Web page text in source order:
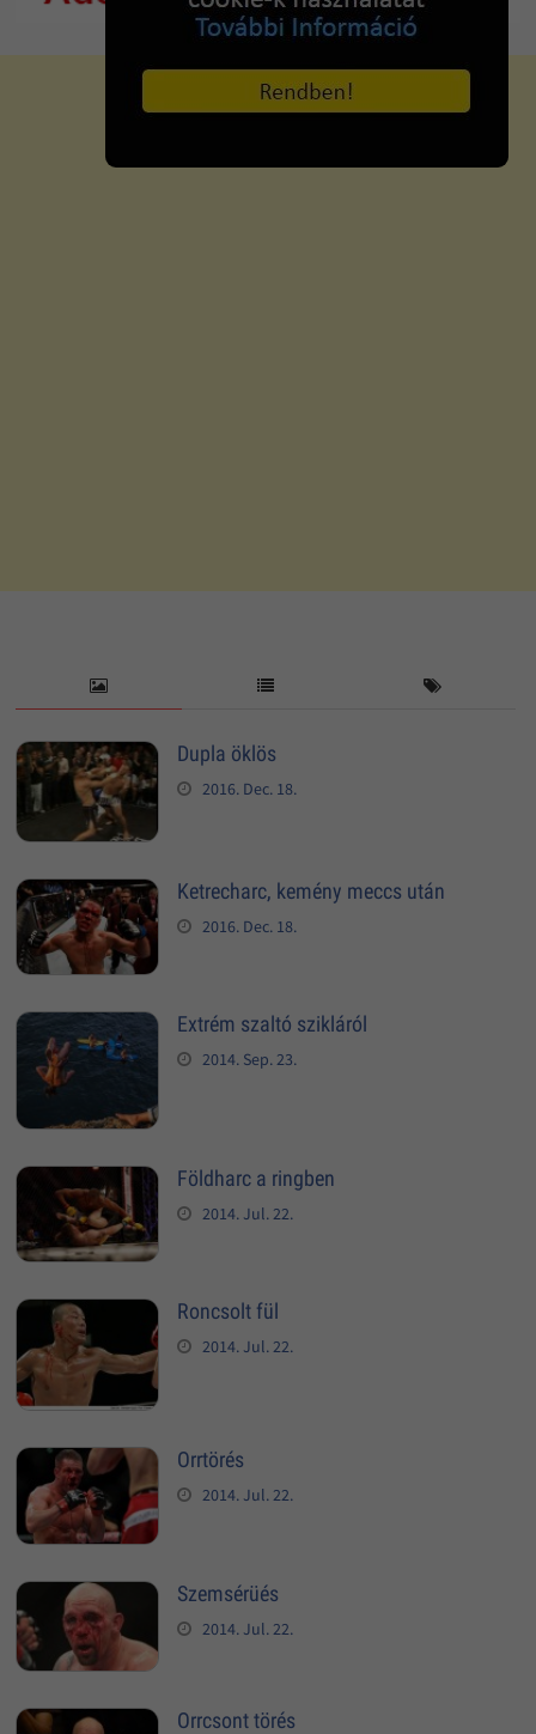
Dupla öklös
2016. Dec. 18.
Ketrecharc, kemény meccs után
2016. Dec. 18.
Extrém szaltó szikláról
2014. Sep. 23.
Földharc a ringben
2014. Jul. 22.
Roncsolt fül
2014. Jul. 22.
Orrtörés
2014. Jul. 22.
Szemsérüés
2014. Jul. 22.
Orrcsont törés